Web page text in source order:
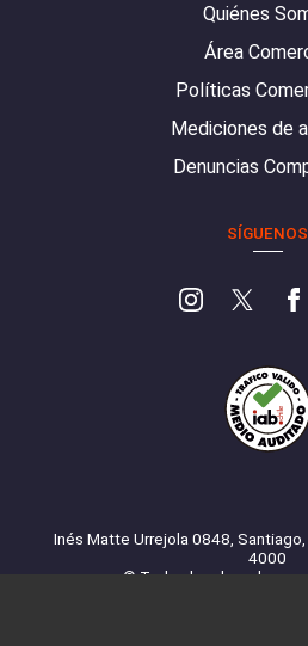
Quiénes
Área
Políticas
Mediciones de
Denuncias
SÍGUENOS
Inés Matte Urrejola 0848,
4000
© Todos los derechos